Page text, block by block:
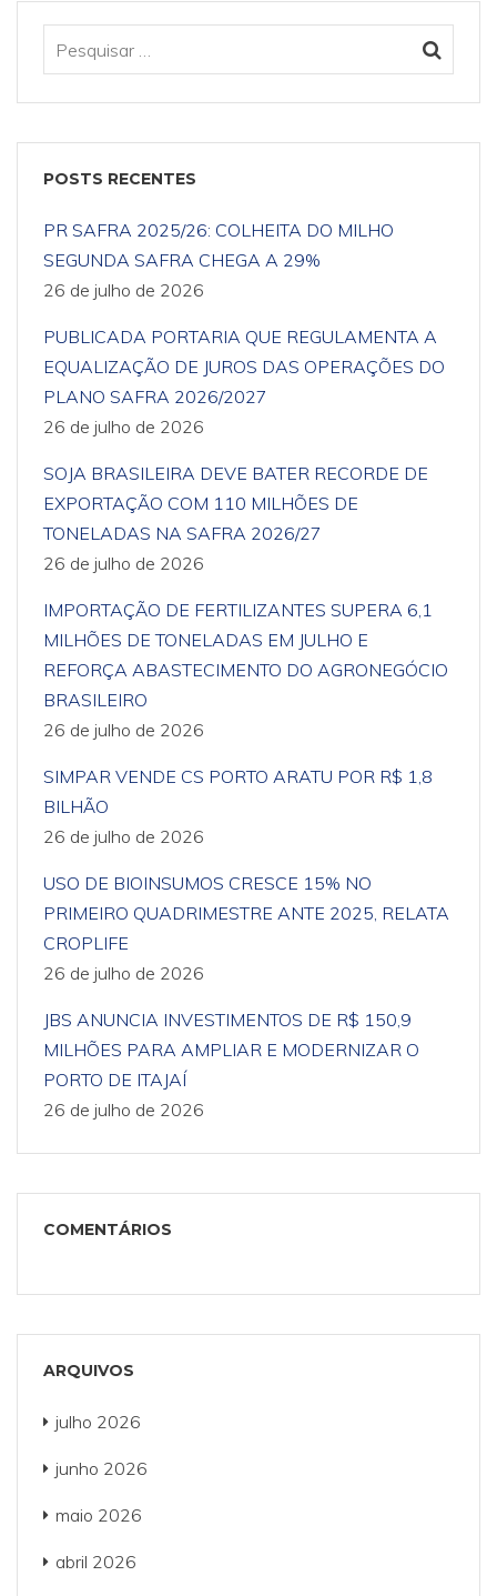
POSTS RECENTES
PR SAFRA 2025/26: COLHEITA DO MILHO
SEGUNDA SAFRA CHEGA A 29%
26 de julho de 2026
PUBLICADA PORTARIA QUE REGULAMENTA A
EQUALIZAÇÃO DE JUROS DAS OPERAÇÕES DO
PLANO SAFRA 2026/2027
26 de julho de 2026
SOJA BRASILEIRA DEVE BATER RECORDE DE
EXPORTAÇÃO COM 110 MILHÕES DE
TONELADAS NA SAFRA 2026/27
26 de julho de 2026
IMPORTAÇÃO DE FERTILIZANTES SUPERA 6,1
MILHÕES DE TONELADAS EM JULHO E
REFORÇA ABASTECIMENTO DO AGRONEGÓCIO
BRASILEIRO
26 de julho de 2026
SIMPAR VENDE CS PORTO ARATU POR R$ 1,8
BILHÃO
26 de julho de 2026
USO DE BIOINSUMOS CRESCE 15% NO
PRIMEIRO QUADRIMESTRE ANTE 2025, RELATA
CROPLIFE
26 de julho de 2026
JBS ANUNCIA INVESTIMENTOS DE R$ 150,9
MILHÕES PARA AMPLIAR E MODERNIZAR O
PORTO DE ITAJAÍ
26 de julho de 2026
COMENTÁRIOS
ARQUIVOS
julho 2026
junho 2026
maio 2026
abril 2026